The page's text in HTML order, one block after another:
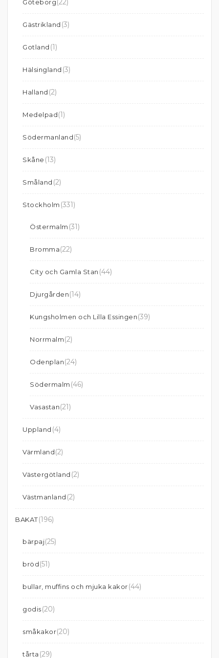
Göteborg(22)
Gästrikland (3)
Gotland (1)
Hälsingland (3)
Halland (2)
Medelpad(1)
Södermanland(5)
Skåne (13)
Småland (2)
Stockholm (331)
Östermalm (31)
Bromma(22)
City och Gamla Stan (44)
Djurgården(14)
Kungsholmen och Lilla Essingen(39)
Norrmalm(2)
Odenplan(24)
Södermalm (46)
Vasastan(21)
Uppland (4)
Värmland(2)
Västergötland (2)
Västmanland (2)
BAKAT(196)
bärpaj(25)
bröd(51)
bullar, muffins och mjuka kakor(44)
godis(20)
småkakor(20)
tårta (29)